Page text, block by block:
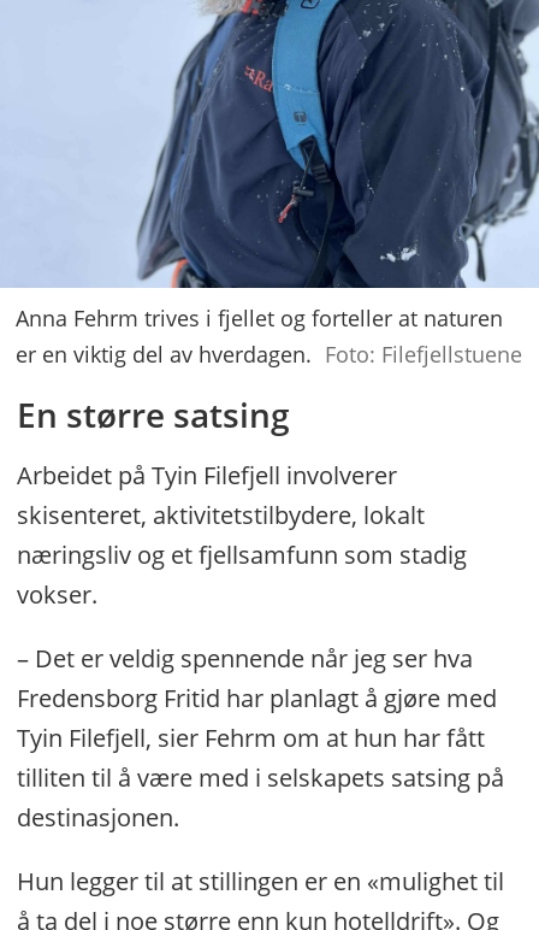
Anna Fehrm trives i fjellet og forteller at naturen
er en viktig del av hverdagen. Foto: Filefjellstuene
En større satsing
Arbeidet på Tyin Filefjell involverer
skisenteret, aktivitetstilbydere, lokalt
næringsliv og et fjellsamfunn som stadig
vokser.
– Det er veldig spennende når jeg ser hva
Fredensborg Fritid har planlagt å gjøre med
Tyin Filefjell, sier Fehrm om at hun har fått
tilliten til å være med i selskapets satsing på
destinasjonen.
Hun legger til at stillingen er en «mulighet til
å ta del i noe større enn kun hotelldrift». Og